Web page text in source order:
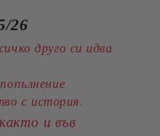
26
друго си идва
с история.
и във